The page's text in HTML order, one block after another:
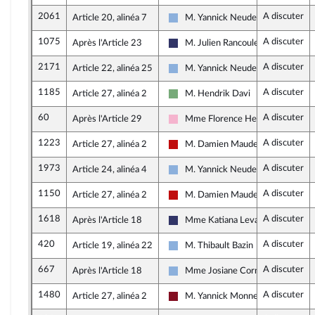
2061 Article 20, alinéa 7
Droite Républicaine
M. Yannick Neuder A discuter
1075 Après l'Article 23
Rassemblement National
M. Julien Rancoule A discuter
2171 Article 22, alinéa 25
Droite Républicaine
M. Yannick Neuder A discuter
1185 Article 27, alinéa 2
Écologiste et Social
M. Hendrik Davi A discuter
60 Après l'Article 29
Socialistes et apparentés
Mme Florence Herouin-Léautey
A discuter
1223 Article 27, alinéa 2
La France insoumise - Nouveau
M. Damien Maudet A discuter
1973 Article 24, alinéa 4
Droite Républicaine
M. Yannick Neuder A discuter
1150 Article 27, alinéa 2
La France insoumise - Nouveau
M. Damien Maudet A discuter
1618 Après l'Article 18
Rassemblement National
Mme Katiana Levavasseur
A discuter
420 Article 19, alinéa 22
Droite Républicaine
M. Thibault Bazin A discuter
667 Après l'Article 18
Droite Républicaine
Mme Josiane CorneloupA discuter
1480 Article 27, alinéa 2
Gauche Démocrate et Républicaine
M. Yannick Monnet A discuter